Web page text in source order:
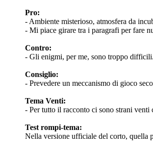
Pro:
- Ambiente misterioso, atmosfera da
- Mi piace girare tra i paragrafi per fare
Contro:
- Gli enigmi, per me, sono troppo difficili.
Consiglio:
- Prevedere un meccanismo di gioco
Tema Venti:
- Per tutto il racconto ci sono strani
Test rompi-tema:
Nella versione ufficiale del corto, quella